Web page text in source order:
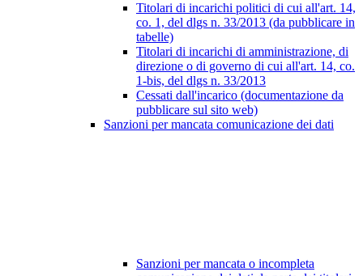
Titolari di incarichi politici di cui all'art. 14,
co. 1, del dlgs n. 33/2013 (da pubblicare in
tabelle)
Titolari di incarichi di amministrazione, di
direzione o di governo di cui all'art. 14, co.
1-bis, del dlgs n. 33/2013
Cessati dall'incarico (documentazione da
pubblicare sul sito web)
Sanzioni per mancata comunicazione dei dati
Sanzioni per mancata o incompleta